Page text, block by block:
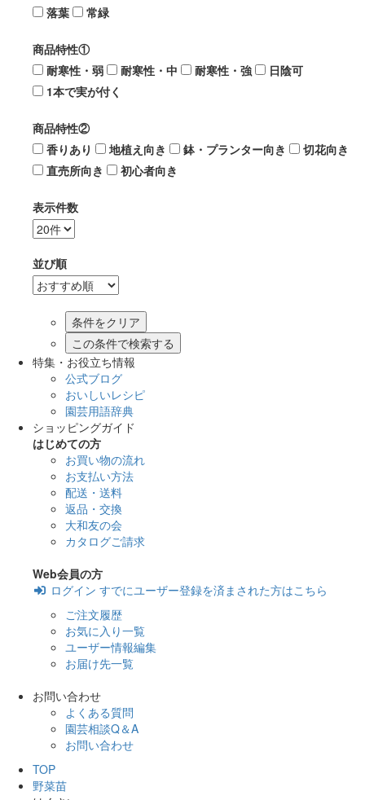
落葉
常緑
商品特性①
耐寒性・弱
耐寒性・中 耐寒性・強
日陰可
1本で実が付く
商品特性②
香りあり
地植え向き 鉢・プランター向き
切花向き
直売所向き
初心者向き
表示件数
並び順
この条件で検索する
特集・お役立ち情報
公式ブログ
おいしいレシピ
園芸用語辞典
ショッピングガイド
はじめての方
お買い物の流れ
お支払い方法
配送・送料
返品・交換
大和友の会
カタログご請求
Web会員の方
ログイン すでにユーザー登録を済まされた方はこちら
ご注文履歴
お気に入り一覧
ユーザー情報編集
お届け先一覧
お問い合わせ
よくある質問
園芸相談Q＆A
お問い合わせ
TOP
野菜苗